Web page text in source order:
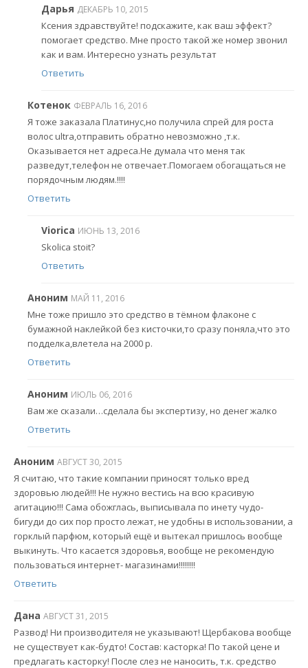
Дарья ДЕКАБРЬ 10, 2015
Ксения здравствуйте! подскажите, как ваш эффект?
помогает средство. Мне просто такой же номер звонил
как и вам. Интересно узнать результат
Ответить
Котенок ФЕВРАЛЬ 16, 2016
Я тоже заказала Платинус,но получила спрей для роста
волос ultra,отправить обратно невозможно ,т.к.
Оказывается нет адреса.Не думала что меня так
разведут,телефон не отвечает.Помогаем обогащаться не
порядочным людям.!!!!
Ответить
Viorica ИЮНЬ 13, 2016
Skolica stoit?
Ответить
Аноним МАЙ 11, 2016
Мне тоже пришло это средство в тёмном флаконе с
бумажной наклейкой без кисточки,то сразу поняла,что это
подделка,влетела на 2000 р.
Ответить
Аноним ИЮЛЬ 06, 2016
Вам же сказали…сделала бы экспертизу, но денег жалко
Ответить
Аноним АВГУСТ 30, 2015
Я считаю, что такие компании приносят только вред
здоровью людей!!! Не нужно вестись на всю красивую
агитацию!!! Сама обожглась, выписывала по инету чудо-
бигуди до сих пор просто лежат, не удобны в использовании, а
горклый парфюм, который ещё и вытекал пришлось вообще
выкинуть. Что касается здоровья, вообще не рекомендую
пользоваться интернет- магазинами!!!!!!!!
Ответить
Дана АВГУСТ 31, 2015
Развод! Ни производителя не указывают! Щербакова вообще
не существует как-будто! Состав: касторка! По такой цене и
предлагать касторку! После слез не наносить, т.к. средство